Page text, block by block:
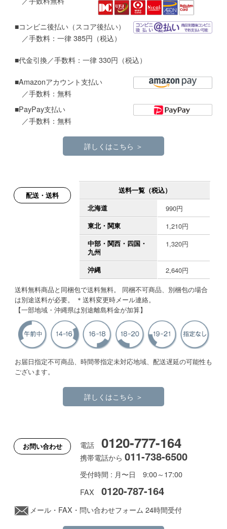
■コンビニ後払い（スコア後払い）
／手数料：一律 385円（税込）
■代金引換／手数料：一律 330円（税込）
■Amazonアカウント支払い
／手数料：無料
■PayPay支払い
／手数料：無料
詳しくはこちら ＞
配送・送料
送料一覧（税込）
北海道
990円
東北・関東 1,210円
中部・関西・四国・
九州
1,320円
沖縄
2,640円
送料無料商品と同梱包で送料無料。 同梱不可商品、別梱包の場合
は別途送料が必要。 ＊送料変更時メール連絡。
【一部地域・沖縄県は別途離島料金が加算】
お届日指定不可商品、時間帯指定未対応地域、配送遅延の可能性も
ございます。
詳しくはこちら ＞
お問い合わせ 電話0120-777-164
携帯電話から011-738-6500
受付時間 : 月〜日 9:00～17:00
FAX0120-787-164
メール・FAX・問い合わせフォーム 24時間受付